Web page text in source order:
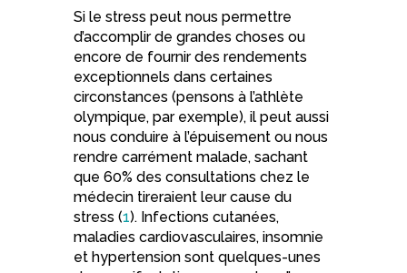
Si le stress peut nous permettre
d’accomplir de grandes choses ou
encore de fournir des rendements
exceptionnels dans certaines
circonstances (pensons à l’athlète
olympique, par exemple), il peut aussi
nous conduire à l’épuisement ou nous
rendre carrément malade, sachant
que 60% des consultations chez le
médecin tireraient leur cause du
stress (1). Infections cutanées,
maladies cardiovasculaires, insomnie
et hypertension sont quelques-unes